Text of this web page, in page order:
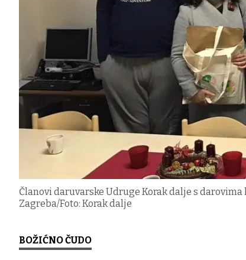
Članovi daruvarske Udruge Korak dalje s
Zagreba/Foto: Korak dalje
BOŽIĆNO ČUDO